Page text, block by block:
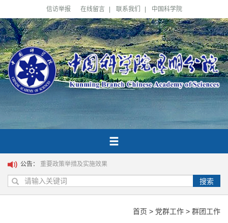
信访举报 在线留言 联系我们 中国科学院
公告： 重要政策举措及实施效果
搜索
首页 > 党群工作 > 群团工作